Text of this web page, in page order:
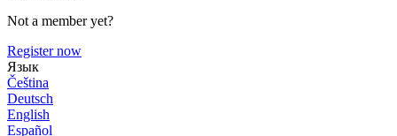
Not a member yet?
Register now
Язык
Čeština
Deutsch
English
Español